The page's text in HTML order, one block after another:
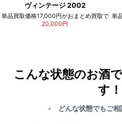
ヴィンテージ 2002
単品買取価格17,000円がおまとめ買取で
20,000円
単
こんな状態のお酒
す！
- どんな状態でもご